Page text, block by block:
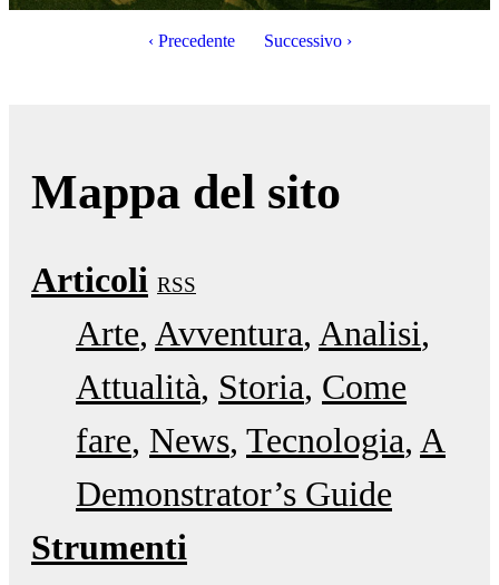
‹ Precedente Successivo ›
Mappa del sito
Articoli RSS
Arte Avventura Analisi
Attualità Storia Come
fare News Tecnologia A
Demonstrator’s Guide
Strumenti